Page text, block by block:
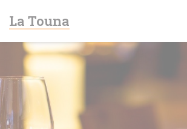
La Touna